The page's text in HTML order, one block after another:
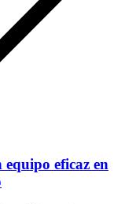
eficaz en